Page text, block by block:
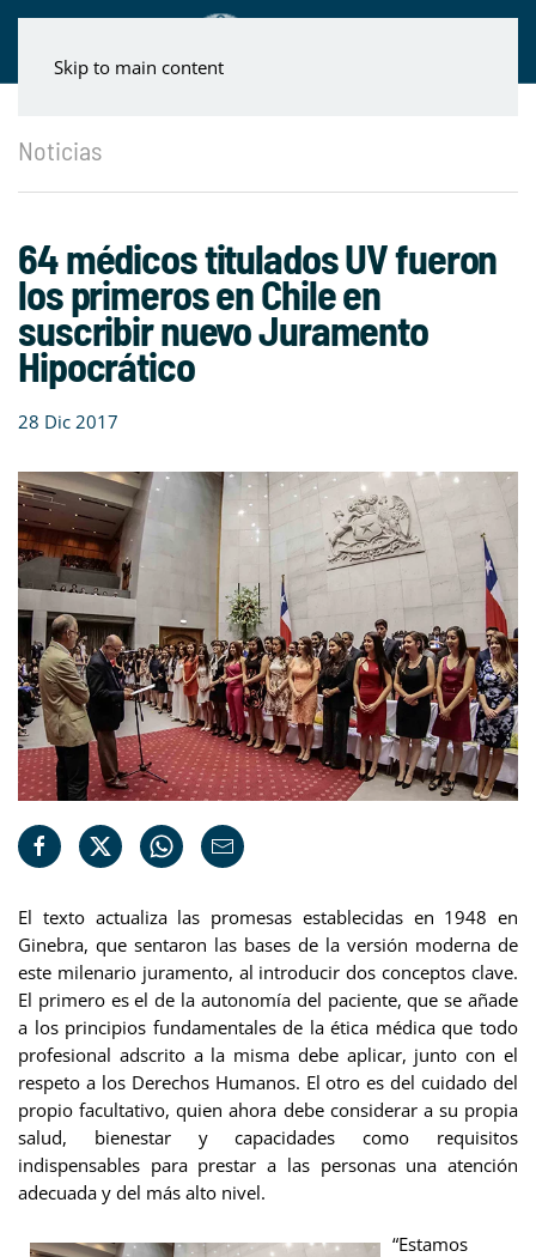
Skip to main content
Noticias
64 médicos titulados UV fueron
los primeros en Chile en
suscribir nuevo Juramento
Hipocrático
28 Dic 2017
El texto actualiza las promesas establecidas en 1948 en
Ginebra, que sentaron las bases de la versión moderna de
este milenario juramento, al introducir dos conceptos clave.
El primero es el de la autonomía del paciente, que se añade
a los principios fundamentales de la ética médica que todo
profesional adscrito a la misma debe aplicar, junto con el
respeto a los Derechos Humanos. El otro es del cuidado del
propio facultativo, quien ahora debe considerar a su propia
salud, bienestar y capacidades como requisitos
indispensables para prestar a las personas una atención
adecuada y del más alto nivel.
“Estamos